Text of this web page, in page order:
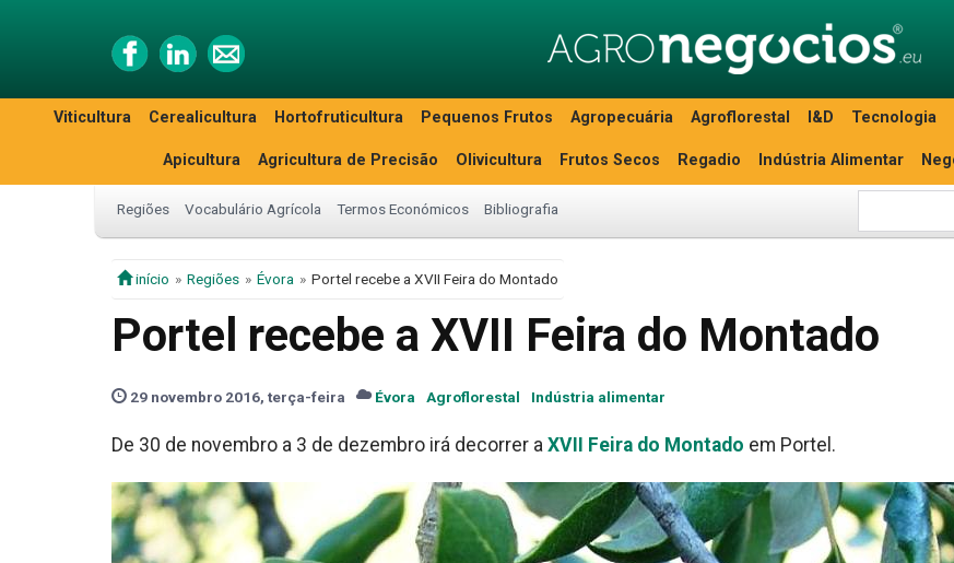
Viticultura Cerealicultura Hortofruticultura Pequenos Frutos Agropecuária Agroflorestal I&D Tecnologia
Apicultura Agricultura de Precisão Olivicultura Frutos Secos Regadio Indústria Alimentar
Regiões Vocabulário Agrícola Termos Económicos Bibliografia
início Regiões Évora Portel recebe a XVII Feira do Montado
Portel recebe a XVII Feira do Montado
29 novembro 2016, terça-feira Évora Agroflorestal Indústria alimentar
De 30 de novembro a 3 de dezembro irá decorrer a XVII Feira do Montado em Portel.